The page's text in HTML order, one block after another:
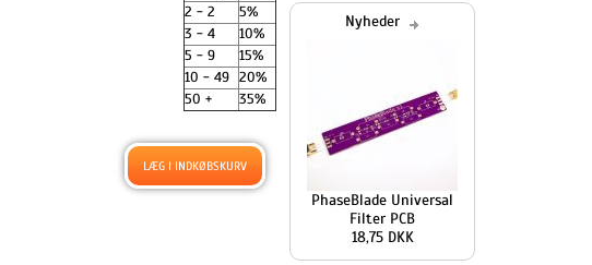
2 - 2
5%
3 - 4
10%
5 - 9
15%
10 - 49 20%
50 +
35%
Nyheder
PhaseBlade Universal
Filter PCB
18,75 DKK